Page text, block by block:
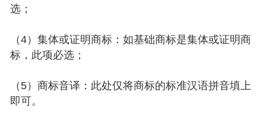
选；
（4）集体或证明商标：如基础商标是集体或证明商
标，此项必选；
（5）商标音译：此处仅将商标的标准汉语拼音填上
即可。